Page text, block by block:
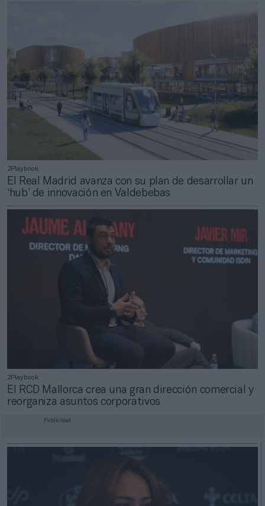
2Playbook
El Real Madrid avanza con su plan de desarrollar un
‘hub’ de innovación en Valdebebas
2Playbook
El RCD Mallorca crea una gran dirección comercial y
reorganiza asuntos corporativos
Publicidad